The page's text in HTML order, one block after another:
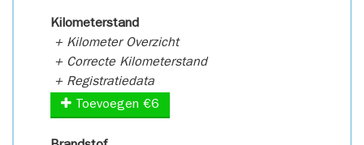
Kilometerstand
+ Kilometer Overzicht
+ Correcte Kilometerstand
+ Registratiedata
Toevoegen €6